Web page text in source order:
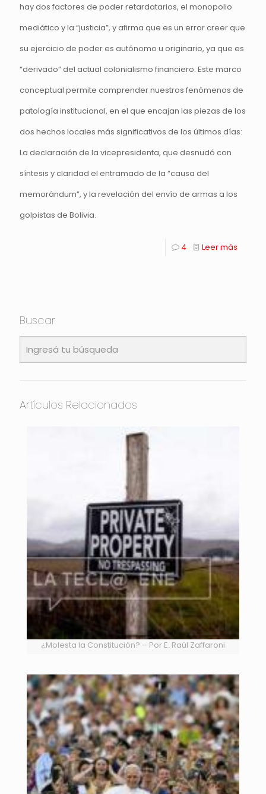
hay dos factores de poder retardatarios, el monopolio
mediático y la “justicia”, y afirma que es un error creer que
su ejercicio de poder es autónomo u originario, ya que es
“derivado” del actual colonialismo financiero. Este marco
conceptual permite comprender nuestros fenómenos de
patología institucional, en el que encajan las piezas de los
dos hechos locales más significativos de los últimos días:
La declaración de la vicepresidenta, que desnudó con
síntesis y claridad el entramado de la “causa del
memorándum”, y la revelación del envío de armas a los
golpistas de Bolivia.
4 Leer más
Buscar
Artículos Relacionados
¿Molesta la Constitución? – Por E. Raúl Zaffaroni